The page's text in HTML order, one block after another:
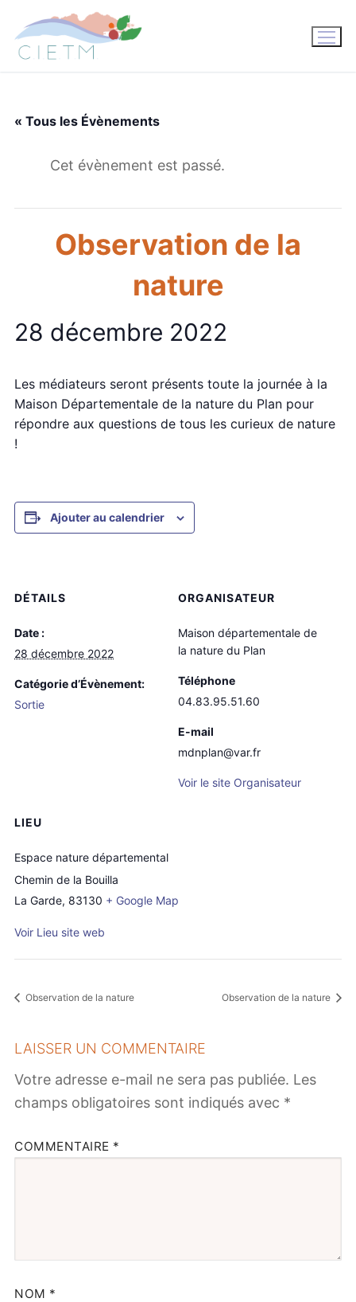
contenu
« Tous les Évènements
Cet évènement est passé.
Observation de la
nature
28 décembre 2022
Les médiateurs seront présents toute la journée à la
Maison Départementale de la nature du Plan pour
répondre aux questions de tous les curieux de nature
!
Ajouter au calendrier
DÉTAILS
Date :
28 décembre 2022
Catégorie d’Évènement:
Sortie
LIEU
Espace nature départemental
Chemin de la Bouilla
La Garde, 83130 + Google Map
Voir Lieu site web
ORGANISATEUR
Maison départementale de
la nature du Plan
Téléphone
04.83.95.51.60
E-mail
mdnplan@var.fr
Voir le site Organisateur
Observation de la nature Observation de la nature
LAISSER UN COMMENTAIRE
Votre adresse e-mail ne sera pas publiée. Les
champs obligatoires sont indiqués avec *
COMMENTAIRE *
NOM *